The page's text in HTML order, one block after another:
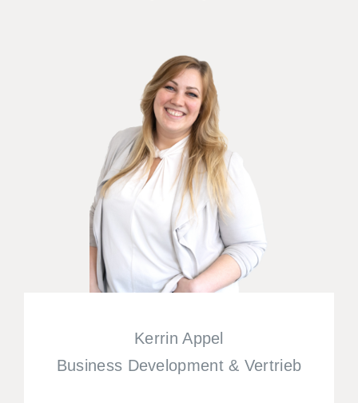
Kerrin Appel
Business Development & Vertrieb